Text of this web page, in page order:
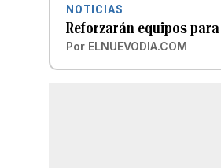
NOTICIAS
Reforzarán equipos
Por ELNUEVODIA.COM